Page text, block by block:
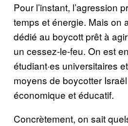
Pour l’instant, l’agression
temps et énergie. Mais on
dédié au boycott prêt à
un cessez-le-feu. On est
étudiant·es universitaires
moyens de boycotter
économique et éducatif.
Concrètement, on sait